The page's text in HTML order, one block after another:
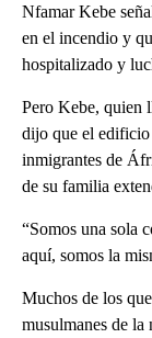
Nfamar Kebe
en el incendio y
hospitalizado y
Pero Kebe, quien
dijo que el
inmigrantes de
de su familia
“Somos una sola
aquí, somos la
Muchos de los
musulmanes de